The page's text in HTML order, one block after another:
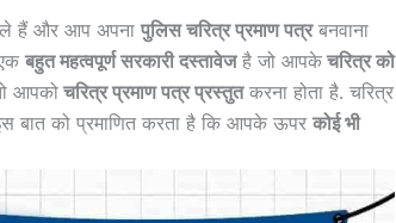
हैं और आप अपना पुलिस चरित्र प्रमाण पत्रबनवाना
बहुत महत्वपूर्ण सरकारी दस्तावेजहै जो आपके चरित्र को
आपको चरित्र प्रमाण पत्र प्रस्तुतकरना होता है. चरित्र
बात को प्रमाणित करता है कि आपके ऊपर कोई भी